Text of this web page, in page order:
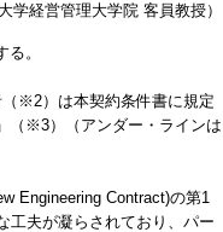
学経営管理大学院 客員教授）
。
※2）は本契約条件書に規定
（※3）（アンダー・ラインは
Engineering Contract)の第1
夫が凝らされており、パー